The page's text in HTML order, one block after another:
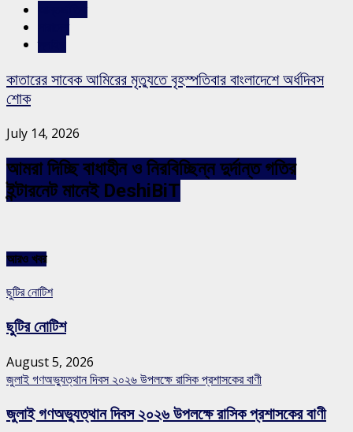
কাতারের সাবেক আমিরের মৃত্যুতে বৃহস্পতিবার বাংলাদেশে অর্ধদিবস
শোক
July 14, 2026
আমরা দিচ্ছি বাধাহীন ও নিরবিচ্ছিন্ন দুর্দান্ত গতির
ইন্টারনেট মানেই DeshiBiT
আরও খবর
ছুটির নোটিশ
ছুটির নোটিশ
August 5, 2026
জুলাই গণঅভ্যুত্থান দিবস ২০২৬ উপলক্ষে রাসিক প্রশাসকের বাণী
জুলাই গণঅভ্যুত্থান দিবস ২০২৬ উপলক্ষে রাসিক প্রশাসকের বাণী